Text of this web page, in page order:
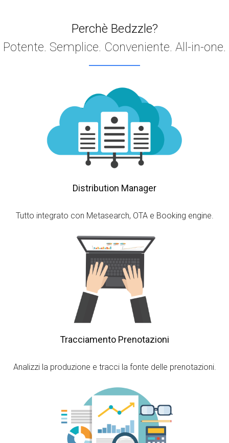
Perchè Bedzzle?
Potente. Semplice. Conveniente. All-in-one.
Distribution Manager
Tutto integrato con Metasearch, OTA e Booking engine.
Tracciamento Prenotazioni
Analizzi la produzione e tracci la fonte delle prenotazioni.